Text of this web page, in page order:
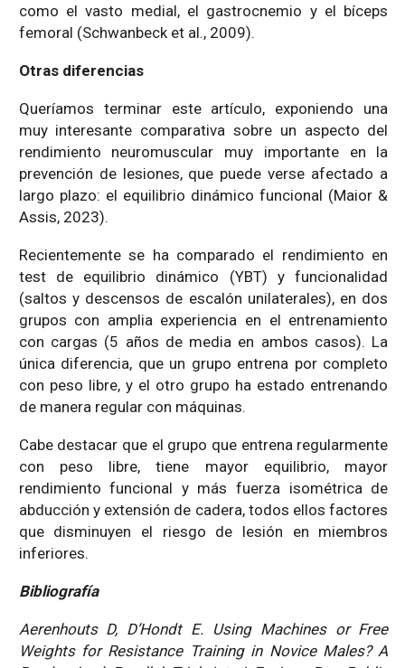
como el vasto medial, el gastrocnemio y el bíceps
femoral (Schwanbeck et al., 2009).
Otras diferencias
Queríamos terminar este artículo, exponiendo una
muy interesante comparativa sobre un aspecto del
rendimiento neuromuscular muy importante en la
prevención de lesiones, que puede verse afectado a
largo plazo: el equilibrio dinámico funcional (Maior &
Assis, 2023).
Recientemente se ha comparado el rendimiento en
test de equilibrio dinámico (YBT) y funcionalidad
(saltos y descensos de escalón unilaterales), en dos
grupos con amplia experiencia en el entrenamiento
con cargas (5 años de media en ambos casos). La
única diferencia, que un grupo entrena por completo
con peso libre, y el otro grupo ha estado entrenando
de manera regular con máquinas.
Cabe destacar que el grupo que entrena regularmente
con peso libre, tiene mayor equilibrio, mayor
rendimiento funcional y más fuerza isométrica de
abducción y extensión de cadera, todos ellos factores
que disminuyen el riesgo de lesión en miembros
inferiores.
Bibliografía
Aerenhouts D, D’Hondt E. Using Machines or Free
Weights for Resistance Training in Novice Males? A